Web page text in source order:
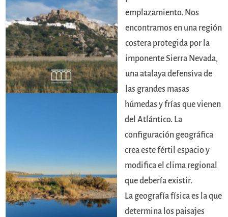
emplazamiento. Nos
encontramos en una región
costera protegida por la
imponente Sierra Nevada,
una atalaya defensiva de
las grandes masas
húmedas y frías que vienen
del Atlántico. La
configuración geográfica
crea este fértil espacio y
modifica el clima regional
que debería existir.
La geografía física es la que
determina los paisajes